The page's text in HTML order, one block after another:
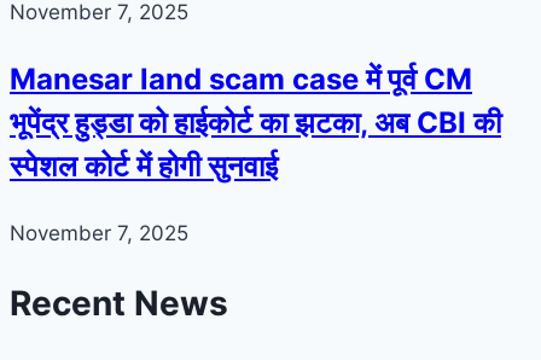
November 7, 2025
Manesar land scam case में पूर्व CM
भूपेंद्र हुड्डा को हाईकोर्ट का झटका, अब CBI की
स्पेशल कोर्ट में होगी सुनवाई
November 7, 2025
Recent News